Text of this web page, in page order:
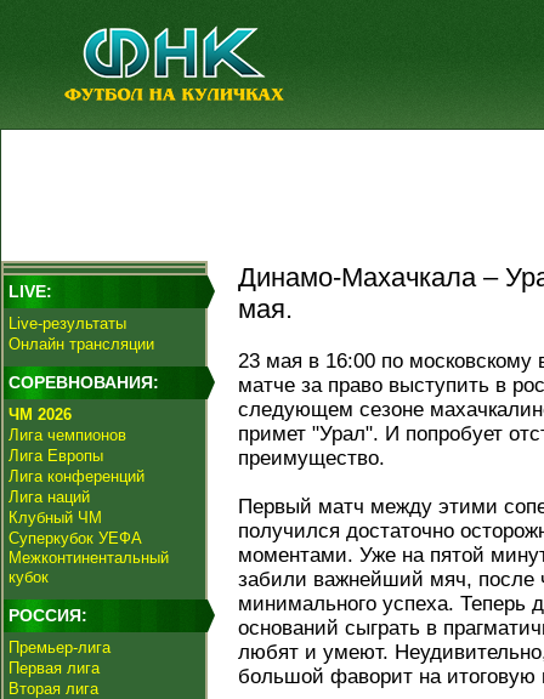
LIVE:
Live-результаты
Онлайн трансляции
СОРЕВНОВАНИЯ:
ЧМ 2026
Лига чемпионов
Лига Европы
Лига конференций
Лига наций
Клубный ЧМ
Суперкубок УЕФА
Межконтинентальный
кубок
РОССИЯ:
Премьер-лига
Первая лига
Вторая лига
Динамо-Махачкала –
мая.
23 мая в 16:00 по московскому
матче за право выступить в
следующем сезоне
примет "Урал". И попробует
преимущество.
Первый матч между этими
получился достаточно
моментами. Уже на пятой
забили важнейший мяч, после
минимального успеха.
оснований сыграть в
любят и умеют.
большой фаворит на итоговую